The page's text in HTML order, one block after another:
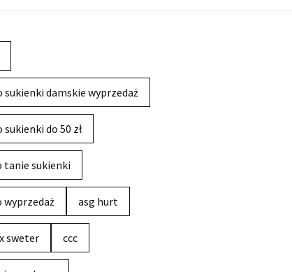
sukienki damskie wyprzedaż
do 50 zł
tanie sukienki
asg hurt
sweter ccc